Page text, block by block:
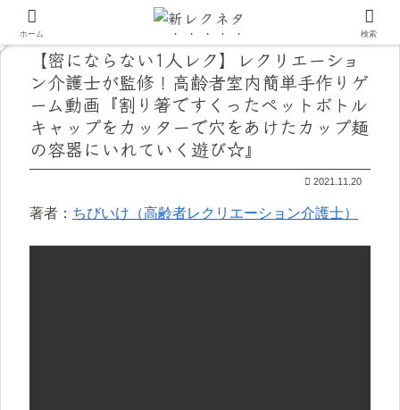
【密にならない1人レク】レクリエーショ
ン介護士が監修！高齢者室内簡単手作りゲ
ーム動画『割り箸ですくったペットボトル
キャップをカッターで穴をあけたカップ麺
の容器にいれていく遊び☆』
2021.11.20
著者： ちびいけ（高齢者レクリエーション介護士）
ホーム 検索